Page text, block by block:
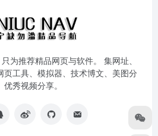
为推荐精品网页与软件。 集网址、
页工具、模拟器、技术博文、美图分
优秀视频分享。